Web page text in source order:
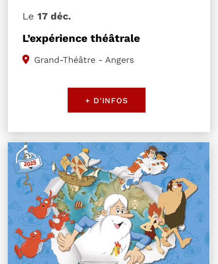
L’expérience théâtrale
Le 17 déc.
Grand-Théâtre - Angers
+ D'INFOS
Plus d'information sur l'évènement Il était une